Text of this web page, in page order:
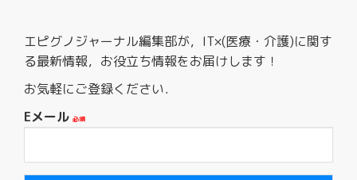
エピグノジャーナル編集部が，IT×(医療・介護)に関す
る最新情報，お役立ち情報をお届けします！
お気軽にご登録ください．
Eメール